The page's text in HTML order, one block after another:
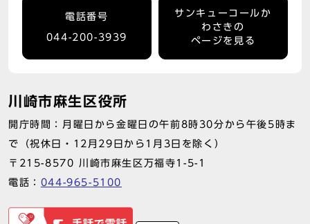
電話番号
044-200-3939
サンキューコールか
わさきの
ページを見る
川崎市麻生区役所
開庁時間：月曜日から金曜日の午前8時30分から午後5時ま
で（祝休日・12月29日から1月3日を除く）
〒215-8570 川崎市麻生区万福寺1-5-1
電話： 044-965-5100